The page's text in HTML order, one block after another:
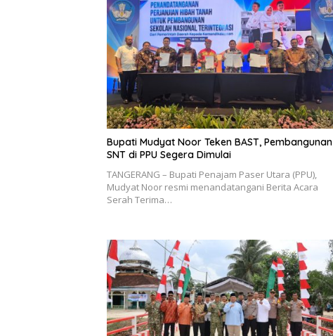
Bupati Mudyat Noor Teken BAST, Pembangunan
SNT di PPU Segera Dimulai
TANGERANG – Bupati Penajam Paser Utara (PPU),
Mudyat Noor resmi menandatangani Berita Acara
Serah Terima…